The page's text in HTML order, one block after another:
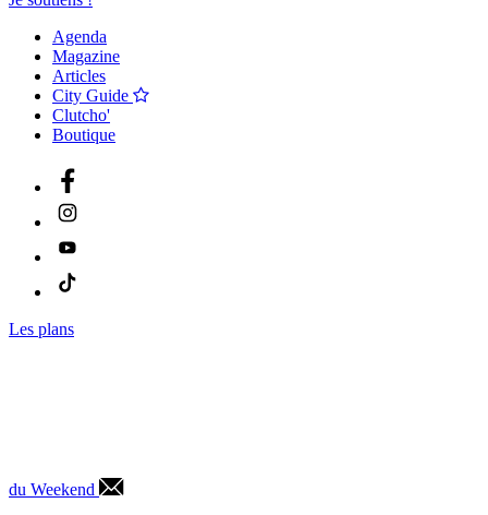
Agenda
Magazine
Articles
City Guide
Clutcho'
Boutique
Les plans
du Weekend